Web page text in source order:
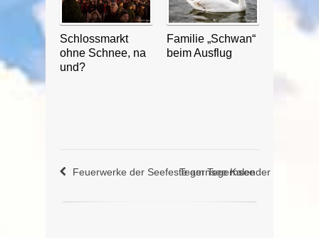
Schlossmarkt
ohne Schnee, na
und?
Familie „Schwan“
beim Ausflug
Feuerwerke der Seefeste am Tegernsee
Tegernsee Kalender 2017